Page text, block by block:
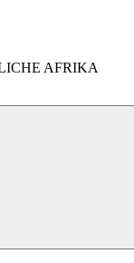
AFRIKA
Menü